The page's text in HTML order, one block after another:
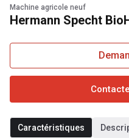
Machine agricole neuf
Hermann Specht
Caractéristiques